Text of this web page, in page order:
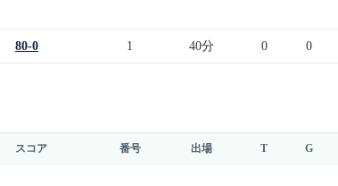
80-0 1 40分 0 0
スコア 番号 出場 T G